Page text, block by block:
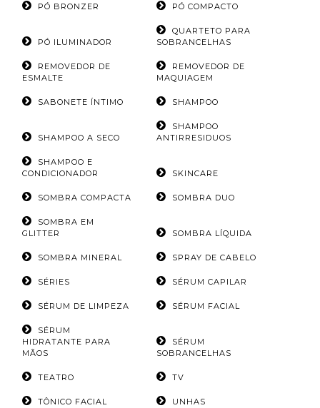
PÓ BRONZER PÓ COMPACTO
PÓ ILUMINADOR
QUARTETO PARA
SOBRANCELHAS
REMOVEDOR DE
ESMALTE
REMOVEDOR DE
MAQUIAGEM
SABONETE ÍNTIMO SHAMPOO
SHAMPOO A SECO
SHAMPOO
ANTIRRESIDUOS
SHAMPOO E
CONDICIONADOR
SKINCARE
SOMBRA COMPACTA SOMBRA DUO
SOMBRA EM
GLITTER
SOMBRA LÍQUIDA
SOMBRA MINERAL SPRAY DE CABELO
SÉRIES SÉRUM CAPILAR
SÉRUM DE LIMPEZA SÉRUM FACIAL
SÉRUM
HIDRATANTE PARA
MÃOS
SÉRUM
SOBRANCELHAS
TEATRO TV
TÔNICO FACIAL UNHAS